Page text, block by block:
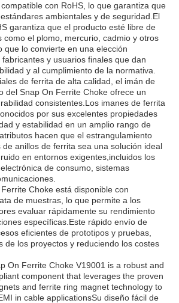
con RoHS, lo que garantiza que
ambientales y de seguridad.El
garantiza que el producto esté libre de
como el plomo, mercurio, cadmio y otros
que lo convierte en una elección
y usuarios finales que dan
y al cumplimiento de la normativa.
de ferrita de alta calidad, el imán de
del Snap On Ferrite Choke ofrece un
consistentes.Los imanes de ferrita
por sus excelentes propiedades
y estabilidad en un amplio rango de
hacen que el estrangulamiento
anillos de ferrita sea una solución ideal
en entornos exigentes,incluidos los
de consumo, sistemas
Choke está disponible con
de muestras, lo que permite a los
evaluar rápidamente su rendimiento
específicas.Este rápido envío de
eficientes de prototipos y pruebas,
de los proyectos y reduciendo los costes
On Ferrite Choke V19001 is a robust and
component that leverages the proven
and ferrite ring magnet technology to
in cable applicationsSu diseño fácil de